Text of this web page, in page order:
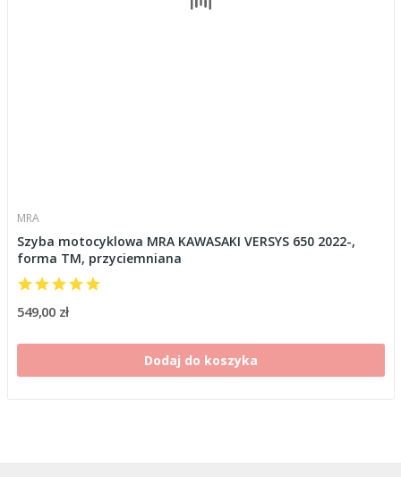
MRA
Szyba motocyklowa MRA KAWASAKI VERSYS 650 2022-,
forma TM, przyciemniana
549,00 zł
Dodaj do koszyka